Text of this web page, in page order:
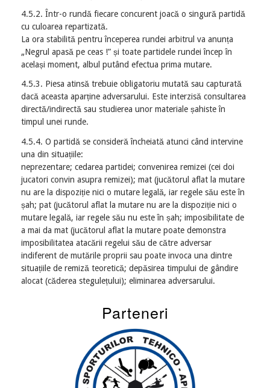
4.5.2. Într-o rundă fiecare concurent joacă o singură partidă
cu culoarea repartizată.
La ora stabilită pentru începerea rundei arbitrul va anunța
„Negrul apasă pe ceas !” și toate partidele rundei încep în
același moment, albul putând efectua prima mutare.
4.5.3. Piesa atinsă trebuie obligatoriu mutată sau capturată
dacă aceasta aparține adversarului. Este interzisă consultarea
directă/indirectă sau studierea unor materiale șahiste în
timpul unei runde.
4.5.4. O partidă se consideră încheiată atunci când intervine
una din situațiile:
neprezentare; cedarea partidei; convenirea remizei (cei doi
jucatori convin asupra remizei); mat (jucătorul aflat la mutare
nu are la dispoziție nici o mutare legală, iar regele său este în
șah; pat (jucătorul aflat la mutare nu are la dispoziție nici o
mutare legală, iar regele său nu este în șah; imposibilitate de
a mai da mat (jucătorul aflat la mutare poate demonstra
imposibilitatea atacării regelui său de către adversar
indiferent de mutările proprii sau poate invoca una dintre
situațiile de remiză teoretică; depăsirea timpului de gândire
alocat (căderea stegulețului); eliminarea adversarului.
Parteneri